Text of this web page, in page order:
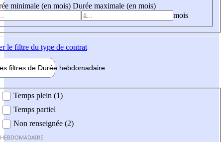
minimale (en mois) Durée maximale (en mois)
mois
le filtre du type de contrat
filtres de Durée hebdomadaire
Temps plein (1)
Temps partiel
Non renseignée (2)